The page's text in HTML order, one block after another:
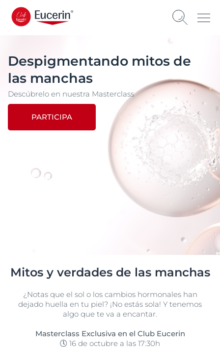
Despigmentando mitos de
las manchas
Descúbrelo en nuestra Masterclass
PARTICIPA
Mitos y verdades de las manchas
¿Notas que el sol o los cambios hormonales han
dejado huella en tu piel? ¡No estás sola! Y tenemos
algo que te va a encantar.
Masterclass Exclusiva en el Club Eucerin
🕔 16 de octubre a las 17:30h